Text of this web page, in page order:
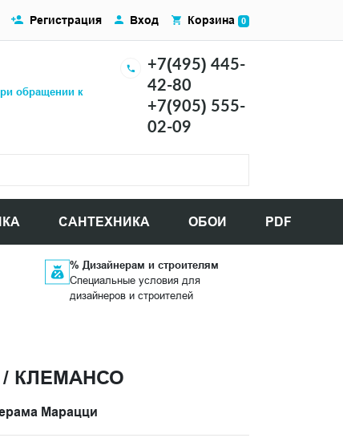
обращении к
+7(495) 445-
42-80
+7(905) 555-
02-09
САНТЕХНИКА ОБОИ PDF
Регистрация Вход Корзина 0
% Дизайнерам и строителям
Специальные условия для
дизайнеров и строителей
КЛЕМАНСО
Марацци